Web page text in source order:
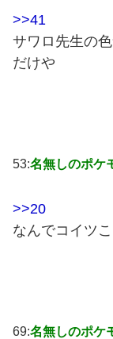
>>41
サワロ先生の
だけや
53:名無しのポケ
>>20
なんでコイツ
69:名無しのポケ